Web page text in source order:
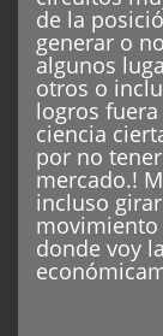
de la
generar o
algunos
otros o
logros
ciencia
por no
mercado.!
incluso
movimiento
donde voy